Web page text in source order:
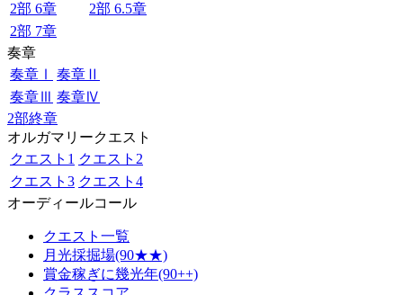
2部 6章
2部 6.5章
2部 7章
奏章
奏章Ⅰ
奏章Ⅱ
奏章Ⅲ 奏章Ⅳ
2部終章
オルガマリークエスト
クエスト1 クエスト2
クエスト3 クエスト4
オーディールコール
クエスト一覧
月光採掘場(90★★)
賞金稼ぎに幾光年(90++)